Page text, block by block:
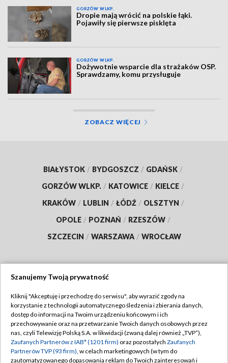
GORZÓW WLKP.
Dropie mają wrócić na polskie łąki.
Pojawiły się pierwsze pisklęta
GORZÓW WLKP.
Dożywotnie wsparcie dla strażaków OSP.
Sprawdzamy, komu przysługuje
ZOBACZ WIĘCEJ
BIAŁYSTOK / BYDGOSZCZ / GDAŃSK /
GORZÓW WLKP. / KATOWICE / KIELCE /
KRAKÓW / LUBLIN / ŁÓDŹ / OLSZTYN /
OPOLE / POZNAŃ / RZESZÓW /
SZCZECIN / WARSZAWA / WROCŁAW
TVP
Abonament TVP
Emisja w TVP
Centrum informacji TVP
Regulamin TVP
Polityka prywatności
Moje zgody
Szanujemy Twoją prywatność
Kliknij "Akceptuję i przechodzę do serwisu", aby wyrazić zgody na
korzystanie z technologii automatycznego śledzenia i zbierania danych,
dostęp do informacji na Twoim urządzeniu końcowym i ich
przechowywanie oraz na przetwarzanie Twoich danych osobowych przez
nas, czyli Telewizję Polską S.A. w likwidacji (zwaną dalej również „TVP”),
Zaufanych Partnerów z IAB* (1201 firm) oraz pozostałych Zaufanych
Partnerów TVP (93 firm), w celach marketingowych (w tym do
zautomatyzowanego dopasowania reklam do Twoich zainteresowań i